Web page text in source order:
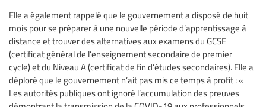
Elle a également rappelé que le gouvernement a disposé de huit
mois pour se préparer à une nouvelle période d’apprentissage à
distance et trouver des alternatives aux examens du GCSE
(certificat général de l’enseignement secondaire de premier
cycle) et du Niveau A (certificat de fin d’études secondaires). Elle a
déploré que le gouvernement n’ait pas mis ce temps à profit : «
Les autorités publiques ont ignoré l’accumulation des preuves